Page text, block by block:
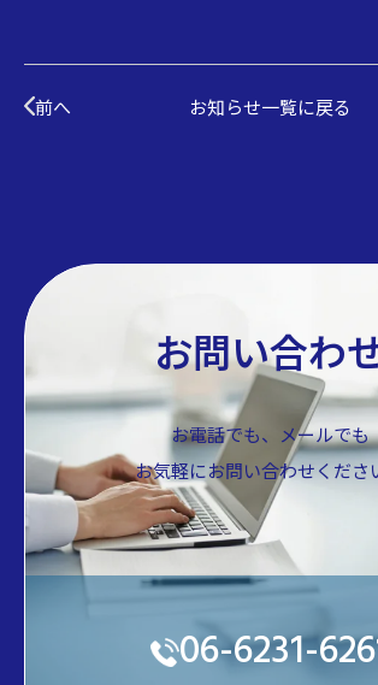
前へ お知らせ一覧に戻る
お問い合わ
お電話でも、メールでも
お気軽にお問い合わせくださ
06-6231-